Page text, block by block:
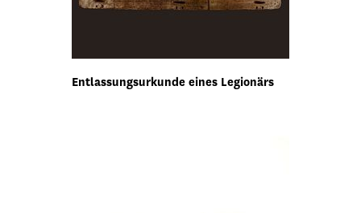
Entlassungsurkunde eines Legionärs